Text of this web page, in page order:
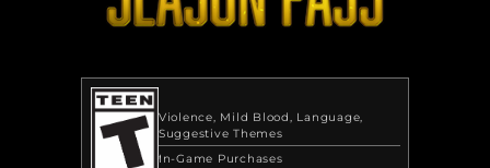
Violence Mild Blood
Language
Suggestive Themes
In-Game Purchases